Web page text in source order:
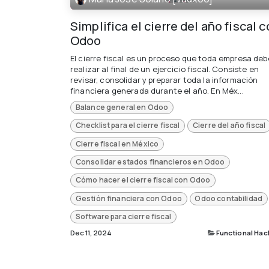
Simplifica el cierre del año fiscal
Odoo
El cierre fiscal es un proceso que toda empresa
realizar al final de un ejercicio fiscal. Consiste en
revisar, consolidar y preparar toda la información
financiera generada durante el año. En Méx...
Balance general en Odoo
Checklist para el cierre fiscal
Cierre del año fiscal
Cierre fiscal en México
Consolidar estados financieros en Odoo
Cómo hacer el cierre fiscal con Odoo
Gestión financiera con Odoo
Odoo contabilidad
Software para cierre fiscal
Dec 11, 2024 Functional